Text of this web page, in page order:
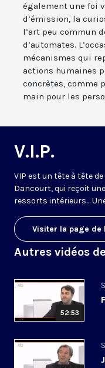
également une foi
d’émission, la
l’art peu commun
d’automates.
mécanismes qui
actions humaines
concrètes, comme
main pour les
V.I.P.
VIP est un tête à tête
Dancourt, qui reçoit
ressorts intérieurs…
Visiter la page de
Autres vidéos
52:53